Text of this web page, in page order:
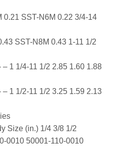
0.21 SST-N6M 0.22 3/4-14
SST-N8M 0.43 1-11 1/2
1 1/4-11 1/2 2.85 1.60 1.88
1 1/2-11 1/2 3.25 1.59 2.13
Size (in.) 1/4 3/8 1/2
0010 50001-110-0010